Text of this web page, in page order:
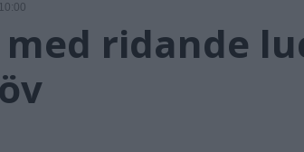
ridande